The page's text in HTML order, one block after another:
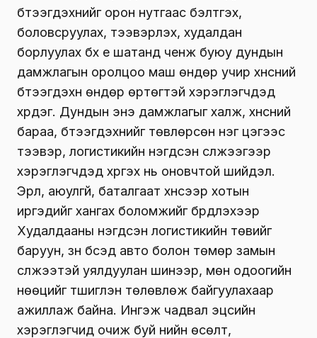
бүтээгдэхүүнийг орон нутгаас бэлтгэх,
боловсруулах, тээвэрлэх, худалдан
борлуулах бүх үе шатанд ченж буюу дундын
дамжлагын оролцоо маш өндөр учир хүнсний
бүтээгдэхүүн өндөр өртөгтэй хэрэглэгчдэд
хүрдэг. Дундын энэ дамжлагыг халж, хүнсний
бараа, бүтээгдэхүүнийг төвлөрсөн нэг цэгээс
тээвэр, логистикийн нэгдсэн сүлжээгээр
хэрэглэгчдэд хүргэх нь оновчтой шийдэл.
Эрүүл, аюулгүй, баталгаат хүнсээр хотын
иргэдийг хангах боломжийг бүрдүүлэхээр
Худалдааны нэгдсэн логистикийн төвийг
баруун, зүүн бүсэд авто болон төмөр замын
сүлжээтэй уялдуулан шинээр, мөн одоогийн
нөөцийг түшиглэн төлөвлөж байгуулахаар
ажиллаж байна. Ингэж чадвал эцсийн
хэрэглэгчид очиж буй үнийн өсөлт,